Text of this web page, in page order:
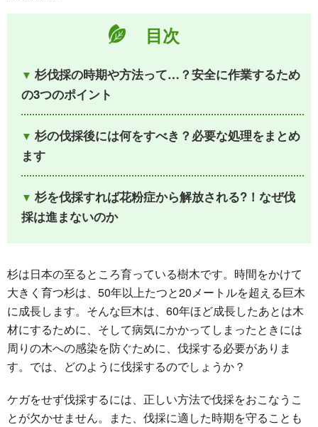
目次
杉伐採の時期や方法って…？安全に作業するため
の3つのポイント
杉の伐採後には何をすべき？必要な処理をまとめ
ます
杉を伐採すれば花粉症から解放される?！なぜ伐
採は進まないのか
杉は日本の至るところ育っている樹木です。時間をかけて
大きく育つ杉は、50年以上たつと20メートルを超える巨木
に成長します。そんな巨木は、60年ほど成長したあとは木
材にするために、そして病気にかかってしまったときには
周りの木への感染を防ぐために、伐採する必要がありま
す。では、どのように伐採するのでしょうか？
ケガをせず伐採するには、正しい方法で伐採をおこなうこ
とが欠かせません。また、伐採に適した時期を守ることも